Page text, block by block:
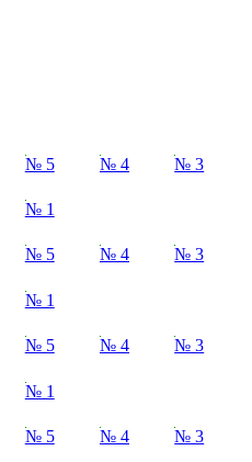
№ 5 № 4 № 3
№ 1
№ 5 № 4 № 3
№ 1
№ 5 № 4 № 3
№ 1
№ 5 № 4 № 3